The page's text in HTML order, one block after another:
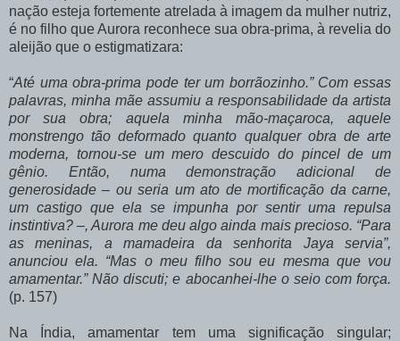
nação esteja fortemente atrelada à imagem da mulher nutriz,
é no filho que Aurora reconhece sua obra-prima, à revelia do
aleijão que o estigmatizara:
“Até uma obra-prima pode ter um borrãozinho.” Com essas
palavras, minha mãe assumiu a responsabilidade da artista
por sua obra; aquela minha mão-maçaroca, aquele
monstrengo tão deformado quanto qualquer obra de arte
moderna, tornou-se um mero descuido do pincel de um
gênio. Então, numa demonstração adicional de
generosidade – ou seria um ato de mortificação da carne,
um castigo que ela se impunha por sentir uma repulsa
instintiva? –, Aurora me deu algo ainda mais precioso. “Para
as meninas, a mamadeira da senhorita Jaya servia”,
anunciou ela. “Mas o meu filho sou eu mesma que vou
amamentar.” Não discuti; e abocanhei-lhe o seio com força.
(p. 157)
Na Índia, amamentar tem uma significação singular;